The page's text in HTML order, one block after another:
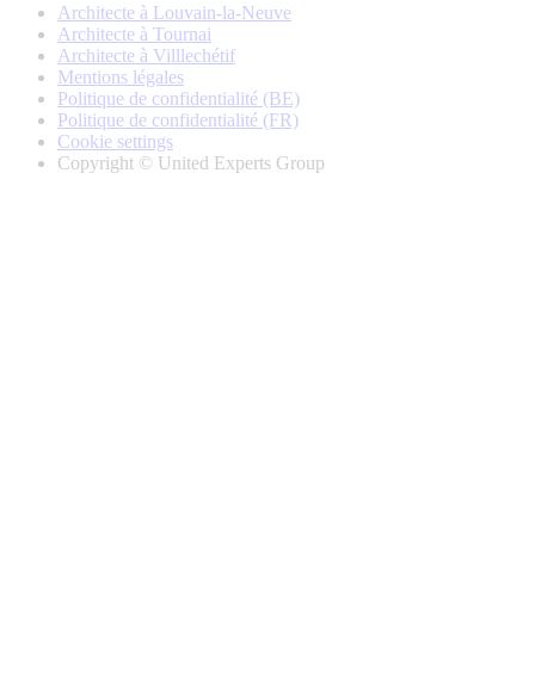
Architecte à Louvain-la-Neuve
Architecte à Tournai
Architecte à Villlechétif
Mentions légales
Politique de confidentialité (BE)
Politique de confidentialité (FR)
Cookie settings
Copyright © United Experts Group